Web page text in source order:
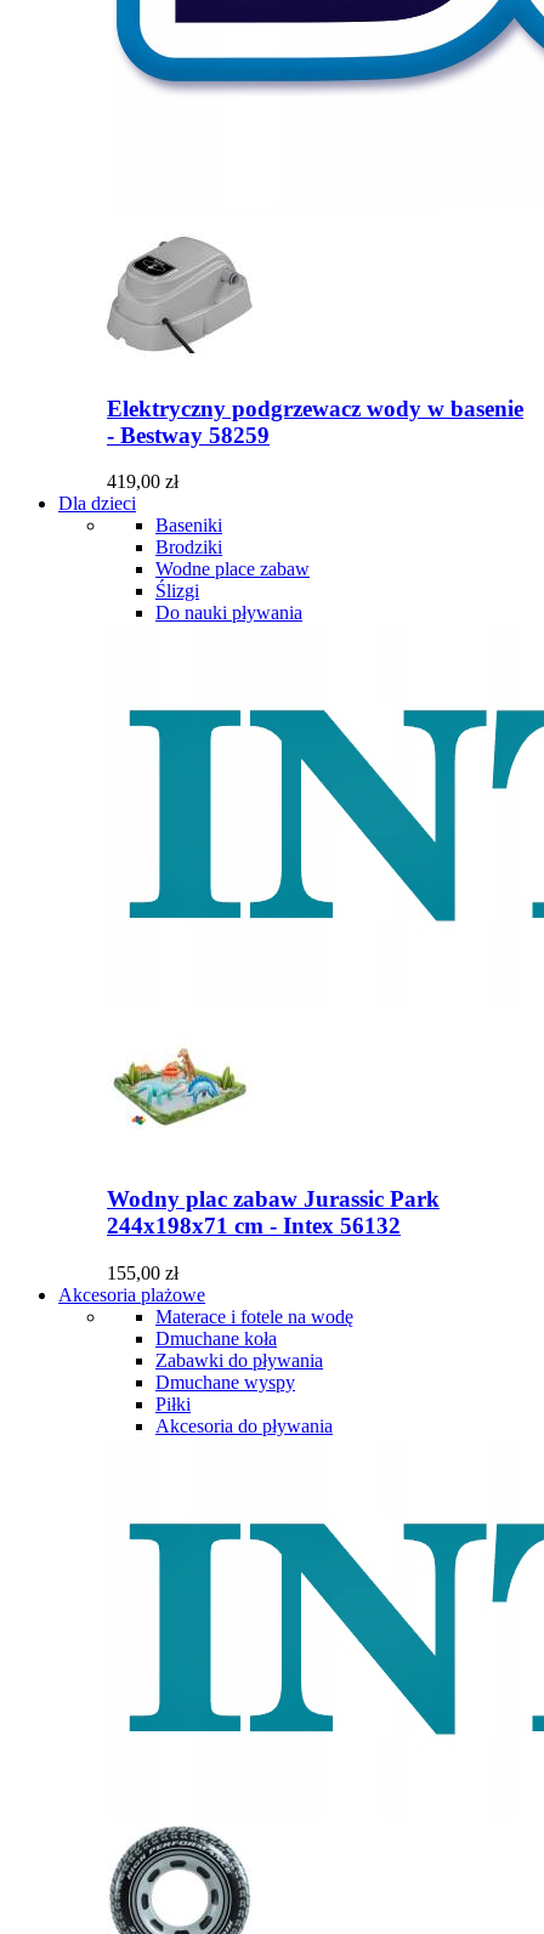
Elektryczny podgrzewacz wody w basenie
- Bestway 58259
419,00 zł
Dla dzieci
Baseniki
Brodziki
Wodne place zabaw
Ślizgi
Do nauki pływania
Wodny plac zabaw Jurassic Park
244x198x71 cm - Intex 56132
155,00 zł
Akcesoria plażowe
Materace i fotele na wodę
Dmuchane koła
Zabawki do pływania
Dmuchane wyspy
Piłki
Akcesoria do pływania